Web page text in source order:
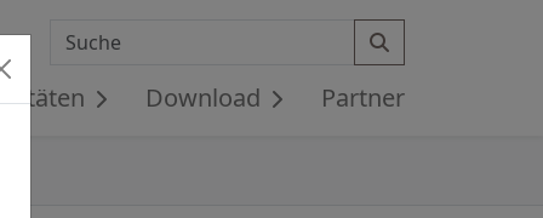
Download Partner